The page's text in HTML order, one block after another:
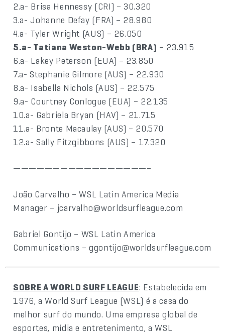
2.a- Brisa Hennessy (CRI) – 30.320
3.a- Johanne Defay (FRA) – 28.980
4.a- Tyler Wright (AUS) – 26.050
5.a- Tatiana Weston-Webb (BRA) – 23.915
6.a- Lakey Peterson (EUA) – 23.850
7.a- Stephanie Gilmore (AUS) – 22.930
8.a- Isabella Nichols (AUS) – 22.575
9.a- Courtney Conlogue (EUA) – 22.135
10.a- Gabriela Bryan (HAV) – 21.715
11.a- Bronte Macaulay (AUS) – 20.570
12.a- Sally Fitzgibbons (AUS) – 17.320
—————————————————–
João Carvalho – WSL Latin America Media
Manager – jcarvalho@worldsurfleague.com
Gabriel Gontijo – WSL Latin America
Communications – ggontijo@worldsurfleague.com
SOBRE A WORLD SURF LEAGUE: Estabelecida em
1976, a World Surf League (WSL) é a casa do
melhor surf do mundo. Uma empresa global de
esportes, mídia e entretenimento, a WSL